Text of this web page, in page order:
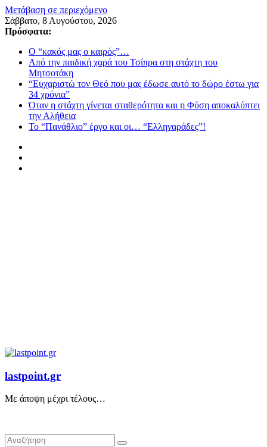
Μετάβαση σε περιεχόμενο
Σάββατο, 8 Αυγούστου, 2026
Πρόσφατα:
Ο “κακός μας ο καιρός”…
Από την παιδική χαρά του Τσίπρα στη στάχτη του
Μητσοτάκη
“Ευχαριστώ τον Θεό που μας έδωσε αυτό το δώρο έστω για
34 χρόνια”
Όταν η στάχτη γίνεται σταθερότητα και η Φύση αποκαλύπτει
την Αλήθεια
Το “Πανάθλιο” έργο και οι… “Ελληναράδες”!
lastpoint.gr
Με άποψη μέχρι τέλους…